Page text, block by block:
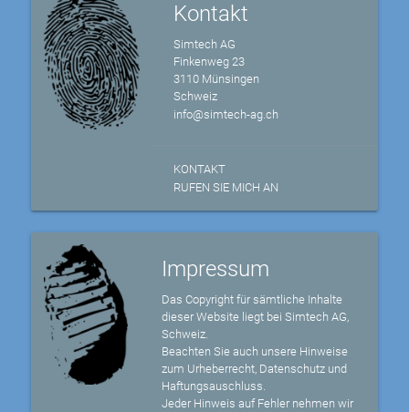
Kontakt
Simtech AG
Finkenweg 23
3110 Münsingen
Schweiz
info@simtech-ag.ch
KONTAKT
RUFEN SIE MICH AN
Impressum
Das Copyright für sämtliche Inhalte
dieser Website liegt bei Simtech AG,
Schweiz.
Beachten Sie auch unsere Hinweise
zum Urheberrecht, Datenschutz und
Haftungsauschluss.
Jeder Hinweis auf Fehler nehmen wir